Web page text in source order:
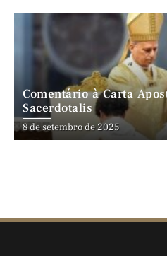
Comentário à Carta
Sacerdotalis
8 de setembro de 2025